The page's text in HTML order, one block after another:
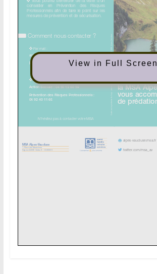
View in Full Screen